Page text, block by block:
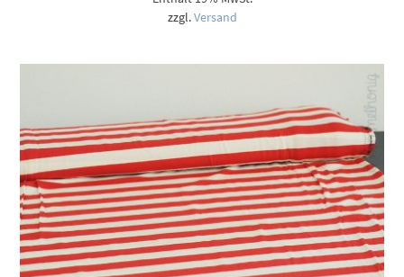
zzgl.Versand